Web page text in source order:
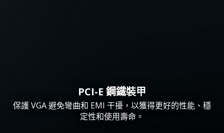
PCI-E 鋼鐵裝甲
保護 VGA 避免彎曲和 EMI 干擾，以獲得更好的性能、穩
定性和使用壽命。